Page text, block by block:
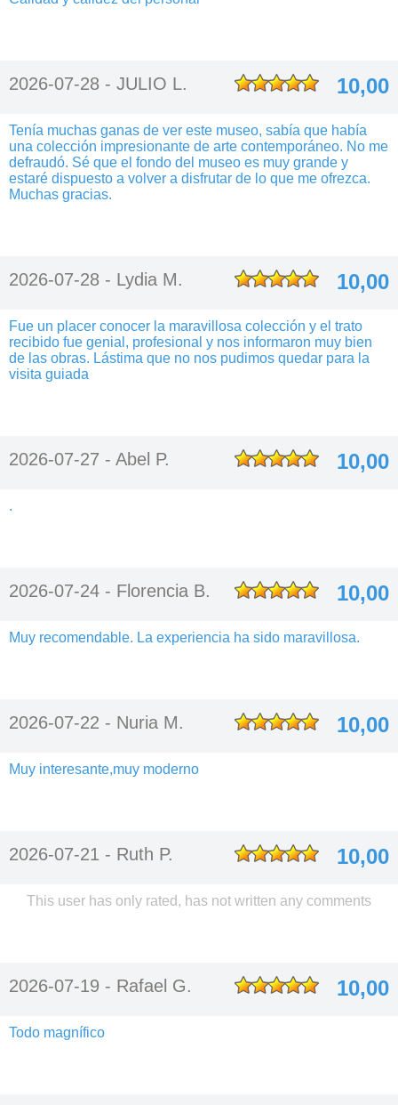
2026-07-28 - JULIO L. 10,00
Tenía muchas ganas de ver este museo, sabía que había
una colección impresionante de arte contemporáneo. No me
defraudó. Sé que el fondo del museo es muy grande y
estaré dispuesto a volver a disfrutar de lo que me ofrezca.
Muchas gracias.
2026-07-28 - Lydia M. 10,00
Fue un placer conocer la maravillosa colección y el trato
recibido fue genial, profesional y nos informaron muy bien
de las obras. Lástima que no nos pudimos quedar para la
visita guiada
2026-07-27 - Abel P. 10,00
.
2026-07-24 - Florencia B. 10,00
Muy recomendable. La experiencia ha sido maravillosa.
2026-07-22 - Nuria M. 10,00
Muy interesante,muy moderno
2026-07-21 - Ruth P. 10,00
This user has only rated, has not written any comments
2026-07-19 - Rafael G. 10,00
Todo magnífico